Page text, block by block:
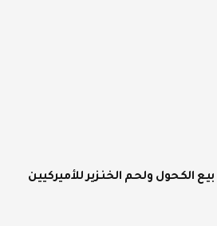
الكحول ولحم الخنزير للأميركيين